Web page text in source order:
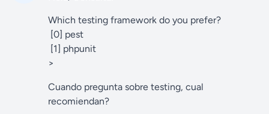
Which testing framework do you prefer?
[0] pest
[1] phpunit
>
Cuando pregunta sobre testing, cual
recomiendan?